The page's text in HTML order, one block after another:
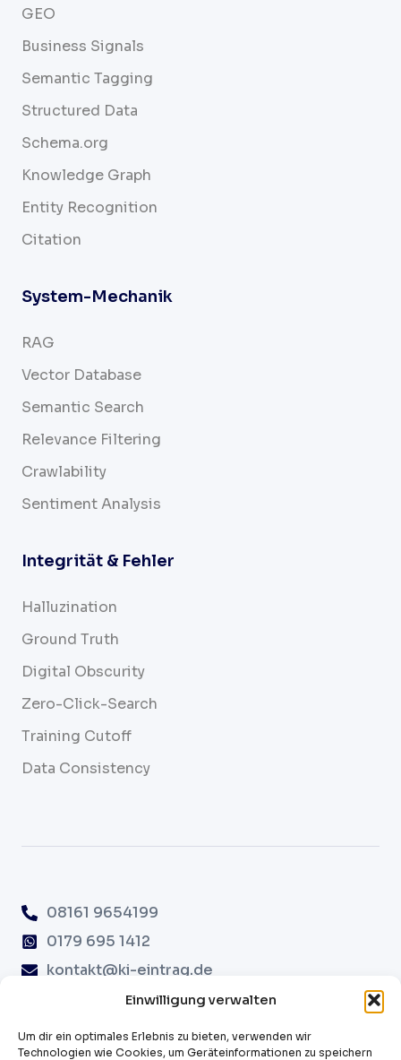
Einwilligung verwalten
Um dir ein optimales Erlebnis zu bieten, verwenden wir
Technologien wie Cookies, um Geräteinformationen zu speichern
GEO
Business Signals
Semantic Tagging
Structured Data
Schema.org
Knowledge Graph
Entity Recognition
Citation
System-Mechanik
RAG
Vector Database
Semantic Search
Relevance Filtering
Crawlability
Sentiment Analysis
Integrität & Fehler
Halluzination
Ground Truth
Digital Obscurity
Zero-Click-Search
Training Cutoff
Data Consistency
08161 9654199
0179 695 1412
kontakt@ki-eintrag.de
Erdinger Str. 82A, 85356 Freising